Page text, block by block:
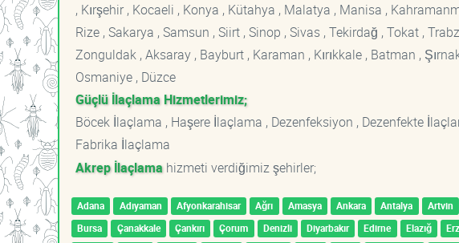
, Kırşehir , Kocaeli , Konya , Kütahya , Malatya , Manisa ,
Rize , Sakarya , Samsun , Siirt , Sinop , Sivas , Tekirdağ , Tokat ,
Zonguldak , Aksaray , Bayburt , Karaman , Kırıkkale , Batman ,
Osmaniye , Düzce
Güçlü İlaçlama Hizmetlerimiz;
Böcek İlaçlama , Haşere İlaçlama , Dezenfeksiyon , Dezenfekte
Fabrika İlaçlama
Akrep İlaçlama hizmeti verdiğimiz şehirler;
Adana Adıyaman Afyonkarahisar Ağrı Amasya Ankara Antalya Artvin
Bursa
Çanakkale Çankırı Çorum Denizli Diyarbakır Edirne Elazığ